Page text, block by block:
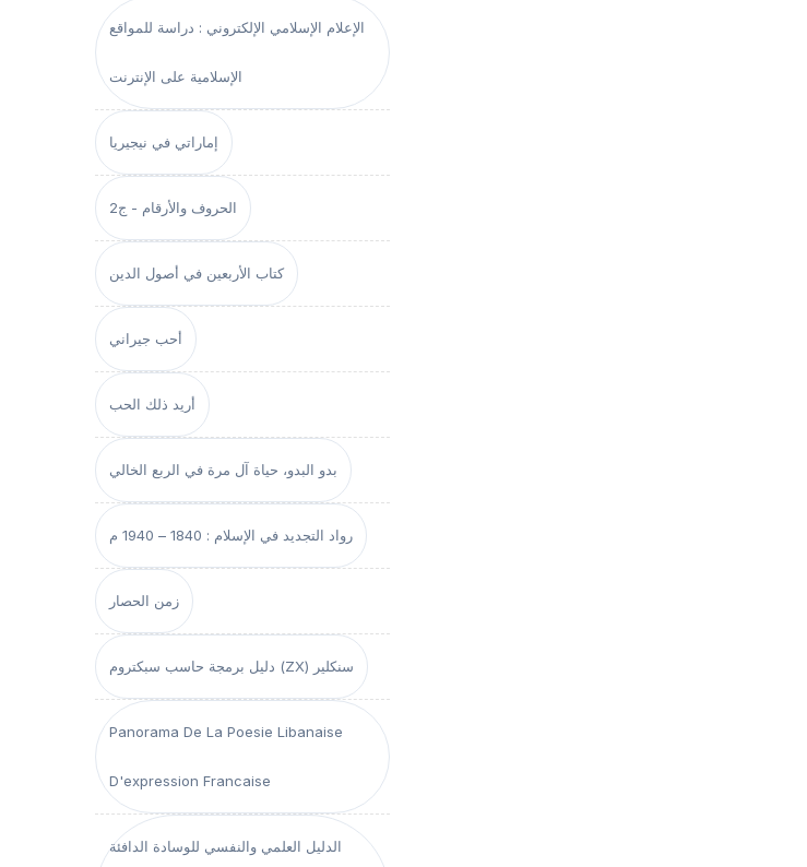
الإعلام الإسلامي الإلكتروني : دراسة للمواقع
الإسلامية على الإنترنت
إماراتي في نيجيريا
الحروف والأرقام - ج2
كتاب الأربعين في أصول الدين
أحب جيراني
أريد ذلك الحب
بدو البدو، حياة آل مرة في الربع الخالي
رواد التجديد في الإسلام : 1840 – 1940 م
زمن الحصار
دليل برمجة حاسب سبكتروم (ZX) سنكلير
Panorama De La Poesie Libanaise
D'expression Francaise
الدليل العلمي والنفسي للوسادة الدافئة